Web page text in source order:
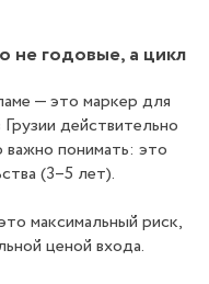
не годовые, а цикл
— это маркер для
действительно
понимать: это
(3–5 лет).
максимальный риск,
ценой входа.